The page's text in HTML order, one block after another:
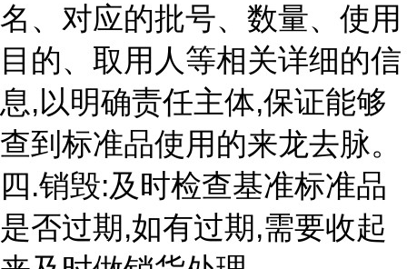
名、对应的批号、数量、使用
目的、取用人等相关详细的信
息,以明确责任主体,保证能够
查到标准品使用的来龙去脉。
四.销毁:及时检查基准标准品
是否过期,如有过期,需要收起